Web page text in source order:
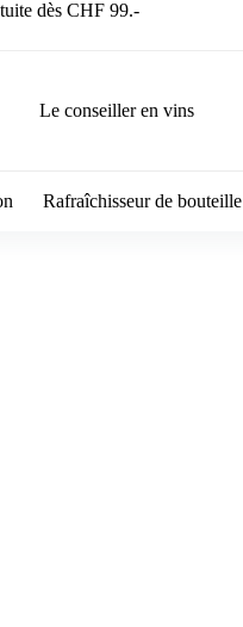
dès CHF 99.-
Le conseiller en vins
Rafraîchisseur de bouteille